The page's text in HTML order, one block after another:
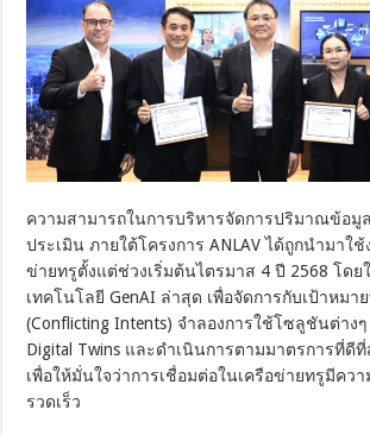
ความสามารถในการบริหารจัดการปริมาณข้อมู
ประเมิน ภายใต้โครงการ ANLAV ได้ถูกนำมาใช้
ข่ายทรูตั้งแต่ช่วงเริ่มต้นไตรมาส 4 ปี 2568 โด
เทคโนโลยี GenAI ล่าสุด เพื่อจัดการกับเป้าหมา
(Conflicting Intents) จำลองการใช้โซลูชันต่าง
Digital Twins และดำเนินการตามมาตรการที่ดีที่
เพื่อให้มั่นใจว่าการเชื่อมต่อในเครือข่ายทรูมีควา
รวดเร็ว